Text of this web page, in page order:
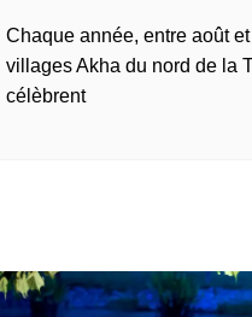
Chaque année, entre août
villages Akha du nord de la
célèbrent